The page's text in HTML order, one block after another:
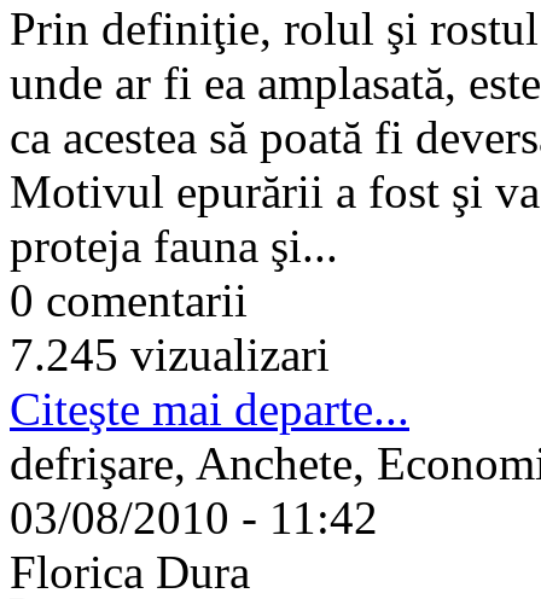
Prin definiţie, rolul şi
unde ar fi ea amplasată,
ca acestea să poată fi
Motivul epurării a fost şi
proteja fauna şi...
0 comentarii
7.245 vizualizari
Citeşte mai departe...
defrişare, Anchete,
03/08/2010 - 11:42
Florica Dura